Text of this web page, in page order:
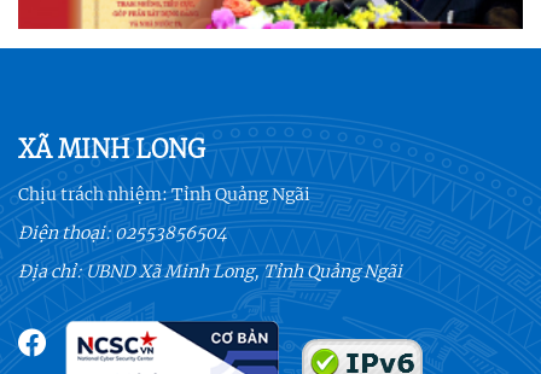
XÃ MINH LONG
Chịu trách nhiệm:Tỉnh Quảng Ngãi
Điện thoại:02553856504
Địa chỉ: UBND Xã Minh Long, Tỉnh Quảng Ngãi